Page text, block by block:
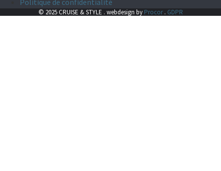
Politique de confidentialité
© 2025 CRUISE & STYLE . webdesign by Procor. GDPR